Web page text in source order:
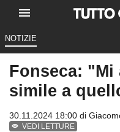
NOTIZIE
Fonseca: "Mi
simile a
30.11.2024 18:00 di
VEDI LETTURE